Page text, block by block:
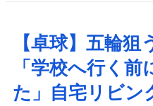
【卓球】五輪狙
「学校へ行く
た」自宅リビン